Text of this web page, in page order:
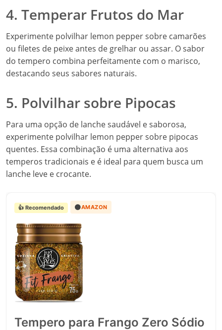
4. Temperar Frutos do Mar
Experimente polvilhar lemon pepper sobre camarões
ou filetes de peixe antes de grelhar ou assar. O sabor
do tempero combina perfeitamente com o marisco,
destacando seus sabores naturais.
5. Polvilhar sobre Pipocas
Para uma opção de lanche saudável e saborosa,
experimente polvilhar lemon pepper sobre pipocas
quentes. Essa combinação é uma alternativa aos
temperos tradicionais e é ideal para quem busca um
lanche leve e crocante.
👍 Recomendado 🟠AMAZON
Tempero para Frango Zero Sódio